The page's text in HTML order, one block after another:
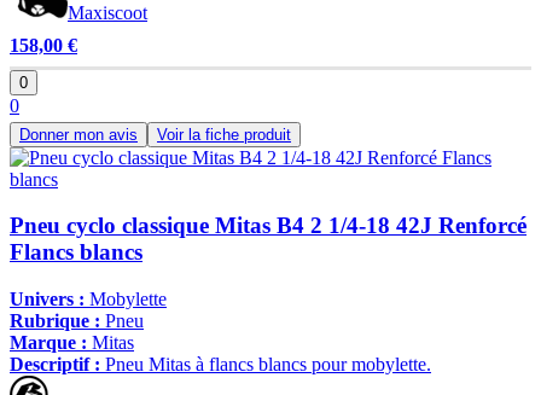
Maxiscoot
158,00 €
0
0
Donner mon avis Voir la fiche produit
Pneu cyclo classique Mitas B4 2 1/4-18 42J Renforcé
Flancs blancs
Univers : Mobylette
Rubrique : Pneu
Marque : Mitas
Descriptif : Pneu Mitas à flancs blancs pour mobylette.